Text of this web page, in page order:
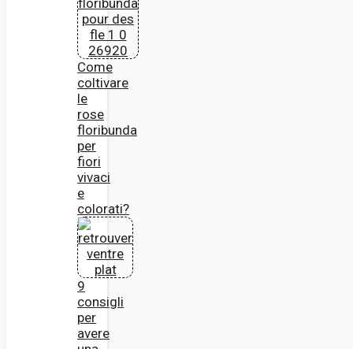
Come
coltivare
le
rose
floribunda
per
fiori
vivaci
e
colorati?
9
consigli
per
avere